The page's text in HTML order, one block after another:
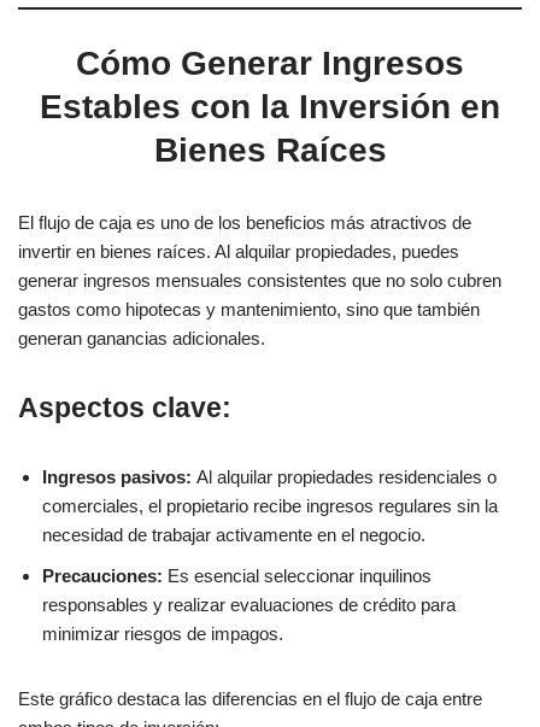
Cómo Generar Ingresos
Estables con la Inversión en
Bienes Raíces
El flujo de caja es uno de los beneficios más atractivos de
invertir en bienes raíces. Al alquilar propiedades, puedes
generar ingresos mensuales consistentes que no solo cubren
gastos como hipotecas y mantenimiento, sino que también
generan ganancias adicionales.
Aspectos clave:
Ingresos pasivos: Al alquilar propiedades residenciales o
comerciales, el propietario recibe ingresos regulares sin la
necesidad de trabajar activamente en el negocio.
Precauciones: Es esencial seleccionar inquilinos
responsables y realizar evaluaciones de crédito para
minimizar riesgos de impagos.
Este gráfico destaca las diferencias en el flujo de caja entre